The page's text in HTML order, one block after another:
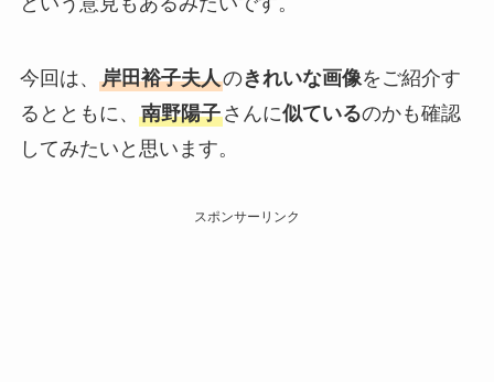
今回は、 岸田裕子夫人のきれいな画像をご紹介す
るとともに、 南野陽子さんに似ているのかも確認
してみたいと思います。
スポンサーリンク